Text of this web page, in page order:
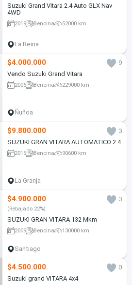
Suzuki Grand Vitara 2.4 Auto GLX Nav
4WD
2019 Bencina 52000 km
La Reina
$4.000.000
9
Vendo Suzuki Grand Vitara
2006 Bencina 229000 km
Ñuñoa
$9.800.000
3
SUZUKI GRAN VITARA AUTOMÁTICO 2.4
2016 Bencina 90600 km
La Granja
$4.900.000 3
(Rebajado 22%)
SUZUKI GRAN VITARA 132 Mkm
2009 Bencina 130000 km
Santiago
$4.500.000
0
Suzuki grand VITARA 4x4